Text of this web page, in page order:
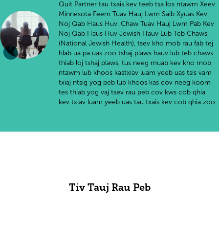
Quit Partner tau txais kev teeb tsa los ntawm Xeev
Minnesota Feem Tuav Hauj Lwm Saib Xyuas Kev
Noj Qab Haus Huv. Chaw Tuav Hauj Lwm Pab Kev
Noj Qab Haus Huv Jewish Hauv Lub Teb Chaws
(National Jewish Health), tsev kho mob rau fab tej
hlab ua pa uas zoo tshaj plaws hauv lub teb chaws
thiab loj tshaj plaws, tus neeg muab kev kho mob
ntawm lub khoos kastxiav luam yeeb uas tsis vam
txiaj ntsig yog peb lub khoos kas cov neeg koom
tes thiab yog vaj tsev rau peb cov kws cob qhia
kev txiav luam yeeb uas tau txais kev cob qhia zoo.
Tiv Tauj Rau Peb